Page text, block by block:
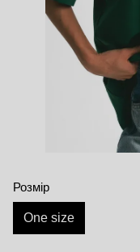
Розмір
One size